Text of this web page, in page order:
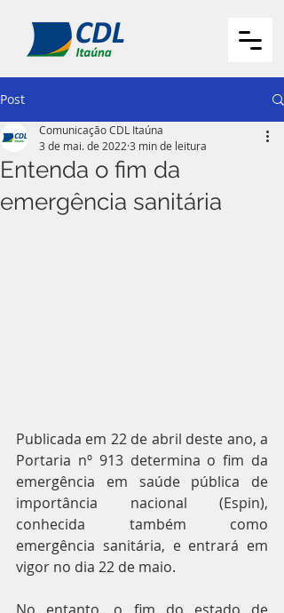
Post
Entenda o fim da
emergência sanitária
Comunicação CDL Itaúna
3 de mai. de 2022 3 min de leitura
Publicada em 22 de abril deste ano, a
Portaria nº 913 determina o fim da
emergência em saúde pública de
importância nacional (Espin),
conhecida também como
emergência sanitária, e entrará em
vigor no dia 22 de maio.